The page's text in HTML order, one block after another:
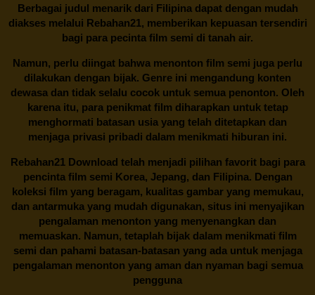
Berbagai judul menarik dari Filipina dapat dengan mudah
diakses melalui Rebahan21, memberikan kepuasan tersendiri
bagi para pecinta film semi di tanah air.
Namun, perlu diingat bahwa menonton film semi juga perlu
dilakukan dengan bijak. Genre ini mengandung konten
dewasa dan tidak selalu cocok untuk semua penonton. Oleh
karena itu, para penikmat film diharapkan untuk tetap
menghormati batasan usia yang telah ditetapkan dan
menjaga privasi pribadi dalam menikmati hiburan ini.
Rebahan21Download telah menjadi pilihan favorit bagi para
pencinta film semi Korea, Jepang, dan Filipina. Dengan
koleksi film yang beragam, kualitas gambar yang memukau,
dan antarmuka yang mudah digunakan, situs ini menyajikan
pengalaman menonton yang menyenangkan dan
memuaskan. Namun, tetaplah bijak dalam menikmati film
semi dan pahami batasan-batasan yang ada untuk menjaga
pengalaman menonton yang aman dan nyaman bagi semua
pengguna